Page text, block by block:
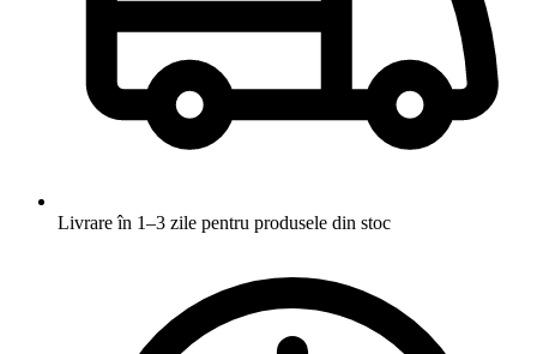
Livrare în 1–3 zile pentru produsele din stoc